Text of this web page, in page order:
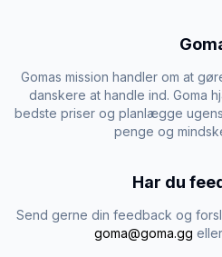
Gomas mission handler om at
danskere at handle ind. Goma
bedste priser og planlægge
penge og
Har du
Send gerne din feedback og
goma@goma.gg eller